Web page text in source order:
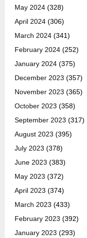
May 2024 (328)
April 2024 (306)
March 2024 (341)
February 2024 (252)
January 2024 (375)
December 2023 (357)
November 2023 (365)
October 2023 (358)
September 2023 (317)
August 2023 (395)
July 2023 (378)
June 2023 (383)
May 2023 (372)
April 2023 (374)
March 2023 (433)
February 2023 (392)
January 2023 (293)